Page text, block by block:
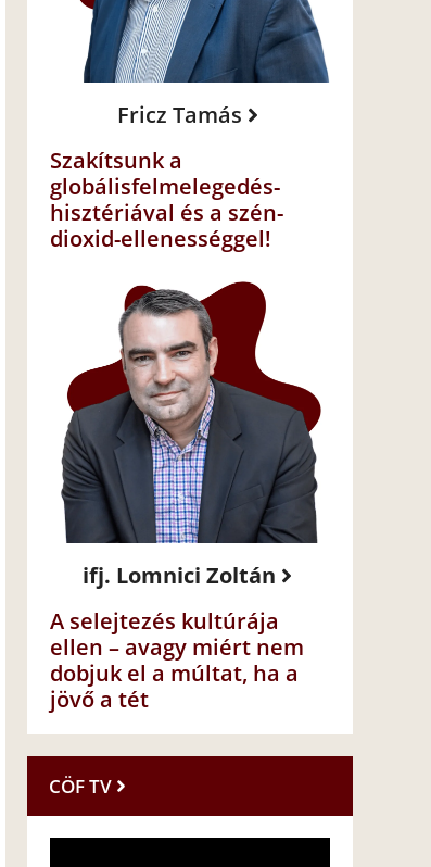
Fricz Tamás
Szakítsunk a
globálisfelmelegedés-
hisztériával és a szén-
dioxid-ellenességgel!
ifj. Lomnici Zoltán
A selejtezés kultúrája
ellen – avagy miért nem
dobjuk el a múltat, ha a
jövő a tét
CÖF TV